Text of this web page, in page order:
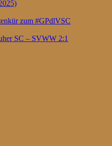
zum #GPdlVSC
SC – SVWW 2:1